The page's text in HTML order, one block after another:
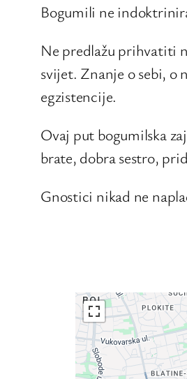
Bogumili ne
Ne predlažu prihvatiti
svijet. Znanje o sebi,
egzistencije.
Ovaj put bogumilska
brate, dobra sestro,
Gnostici nikad ne